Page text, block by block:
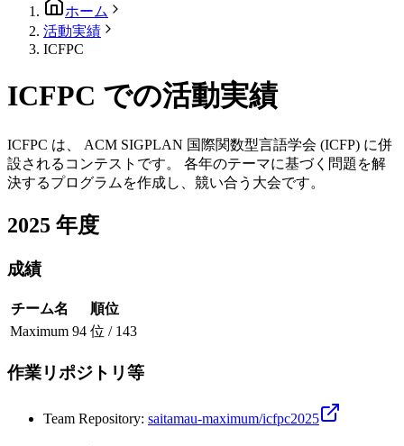
ホーム
活動実績
ICFPC
ICFPC での活動実績
ICFPC は、 ACM SIGPLAN 国際関数型言語学会 (ICFP) に併
設されるコンテストです。 各年のテーマに基づく問題を解
決するプログラムを作成し、競い合う大会です。
2025 年度
成績
チーム名
順位
Maximum 94 位 / 143
作業リポジトリ等
Team Repository: saitamau-maximum/icfpc2025